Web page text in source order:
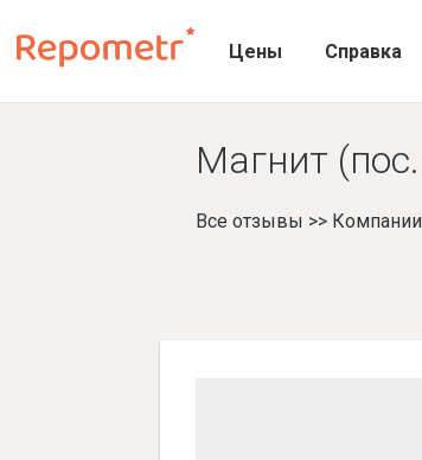
Цены Справка
Магнит
Все отзывы >> Компании